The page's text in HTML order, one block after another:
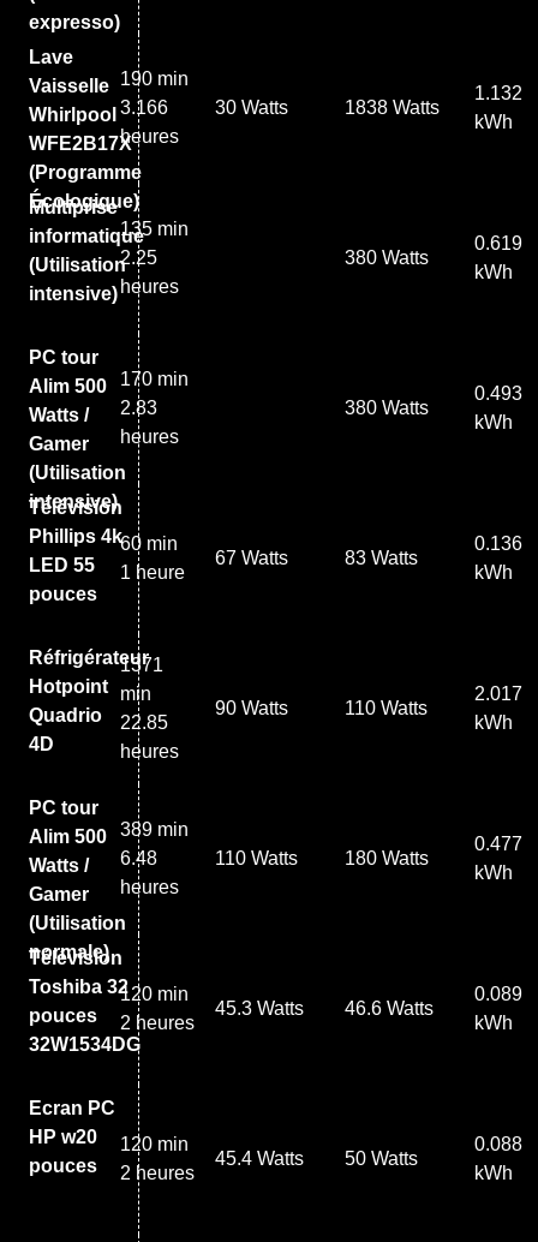
expresso)
Lave
Vaisselle
Whirlpool
WFE2B17X
(Programme
Écologique)
190 min
3.166
heures
30 Watts 1838 Watts
1.132
kWh
Multiprise
informatique
(Utilisation
intensive)
135 min
2.25
heures
380 Watts
0.619
kWh
PC tour
Alim 500
Watts /
Gamer
(Utilisation
intensive)
170 min
2.83
heures
380 Watts
0.493
kWh
Télévision
Phillips 4k
LED 55
pouces
60 min
1 heure
67 Watts 83 Watts
0.136
kWh
Réfrigérateur
Hotpoint
Quadrio
4D
1371
min
22.85
heures
90 Watts 110 Watts
2.017
kWh
PC tour
Alim 500
Watts /
Gamer
(Utilisation
normale)
389 min
6.48
heures
110 Watts 180 Watts
0.477
kWh
Télévision
Toshiba 32
pouces
32W1534DG
120 min
2 heures
45.3 Watts 46.6 Watts
0.089
kWh
Ecran PC
HP w20
pouces
120 min
2 heures
45.4 Watts 50 Watts
0.088
kWh